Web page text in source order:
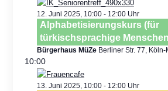
12. Juni 2025, 10:00- 12:00
Alphabetisierungskurs (für
türkischsprachige
Bürgerhaus MüZe Berliner Str. 77,
10:00
13. Juni 2025, 10:00- 12:00